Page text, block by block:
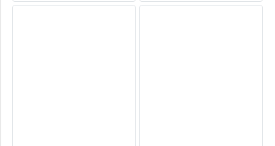
นาเดียม ด้ามพลาสติก KNIPEX
วานาเดียม ด้ามพลาสติก